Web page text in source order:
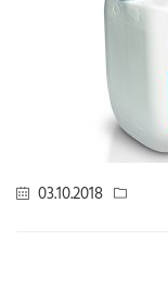
03.10.2018